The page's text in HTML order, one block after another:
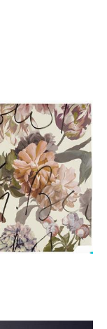
man die
in aller
Institut du
des
Maya.
Auftritte als